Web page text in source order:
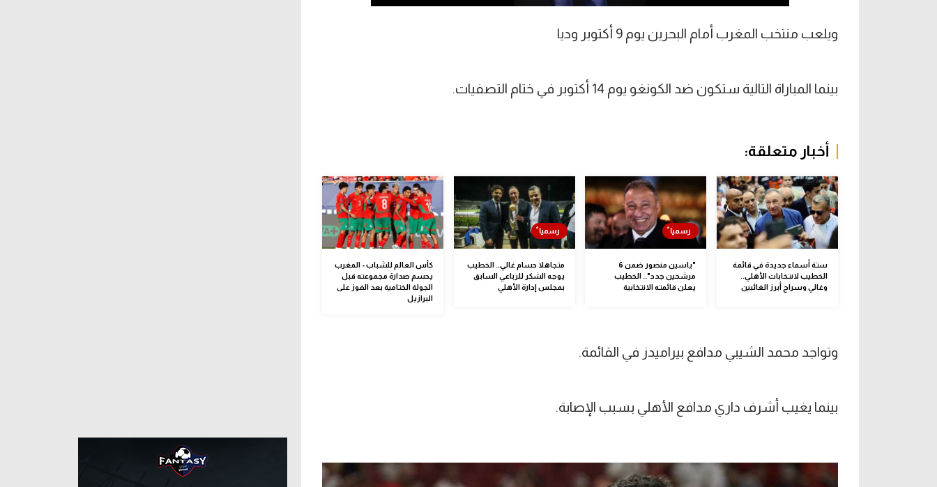
ويلعب منتخب المغرب أمام البحرين يوم 9 أكتوبر وديا
بينما المباراة التالية ستكون ضد الكونغو يوم 14 أكتوبر في ختام التصفيات.
أخبار متعلقة:
ستة أسماء جديدة في قائمة
الخطيب لانتخابات الأهلي..
وغالي وسراج أبرز الغائبين
"ياسين منصور ضمن 6
مرشحين جدد".. الخطيب
يعلن قائمته الانتخابية
متجاهلا حسام غالي.. الخطيب
يوجه الشكر للرباعي السابق
بمجلس إدارة الأهلي
كأس العالم للشباب - المغرب
يحسم صدارة مجموعته قبل
الجولة الختامية بعد الفوز على
البرازيل
وتواجد محمد الشيبي مدافع بيراميدز في القائمة.
بينما يغيب أشرف داري مدافع الأهلي بسبب الإصابة.